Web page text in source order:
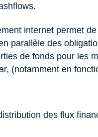
internet permet de
parallèle des
de fonds pour les
(notamment en
des flux